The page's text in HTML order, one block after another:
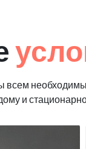
всем
и